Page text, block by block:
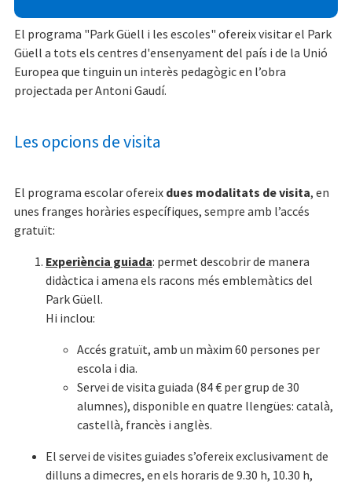
El programa "Park Güell i les escoles" ofereix visitar el Park
Güell a tots els centres d'ensenyament del país i de la Unió
Europea que tinguin un interès pedagògic en l’obra
projectada per Antoni Gaudí.
Les opcions de visita
El programa escolar ofereix dues modalitats de visita, en
unes franges horàries específiques, sempre amb l’accés
gratuït:
Experiència guiada: permet descobrir de manera
didàctica i amena els racons més emblemàtics del
Park Güell.
Hi inclou:
Accés gratuït, amb un màxim 60 persones per
escola i dia.
Servei de visita guiada (84 € per grup de 30
alumnes), disponible en quatre llengües: català,
castellà, francès i anglès.
El servei de visites guiades s’ofereix exclusivament de
dilluns a dimecres, en els horaris de 9.30 h, 10.30 h,